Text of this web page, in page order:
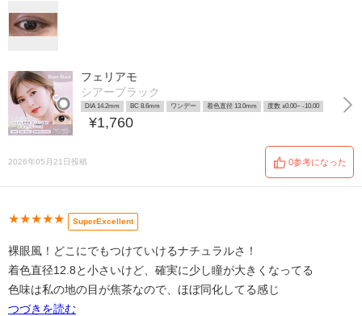
フェリアモ
シアーブラック
DIA 14.2mm BC 8.6mm ワンデー 着色直径 13.0mm 度数 ±0.00~ -10.00
¥1,760
2026年05月21日投稿 0参考になった
★★★★★ SuperExcellent
裸眼風！どこにでもつけていけるナチュラルさ！
着色直径12.8と小さいけど、確実に少し瞳が大きくなってる
色味は私の地の目が焦茶なので、ほぼ同化してる感じ
つづきを読む